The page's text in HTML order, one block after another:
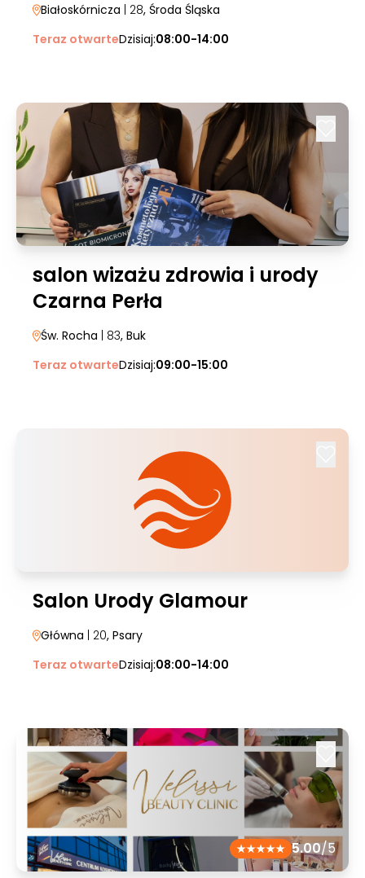
Białoskórnicza | 28, Środa Śląska
Teraz otwarteDzisiaj:08:00-14:00
salon wizażu zdrowia i urody
Czarna Perła
Św. Rocha | 83, Buk
Teraz otwarteDzisiaj:09:00-15:00
Salon Urody Glamour
Główna | 20, Psary
Teraz otwarteDzisiaj:08:00-14:00
5.00/5